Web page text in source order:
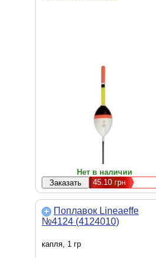
Нет в наличии
45.10 грн
Поплавок Lineaeffe
№4124 (4124010)
капля, 1 гр